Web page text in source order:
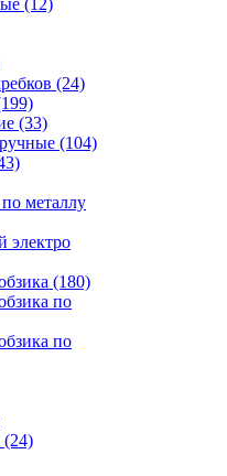
(24)
(33)
(104)
металлу
электро
(180)
по
по
(24)